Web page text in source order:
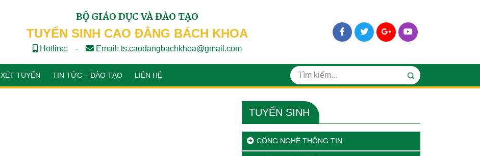
BỘ GIÁO DỤC VÀ ĐÀO TẠO
TUYỂN SINH CAO ĐẲNG BÁCH KHOA
Hotline: - Email: ts.caodangbachkhoa@gmail.com
XÉT TUYỂN TIN TỨC – ĐÀO TẠO LIÊN HỆ
TUYỂN SINH
CÔNG NGHỆ THÔNG TIN